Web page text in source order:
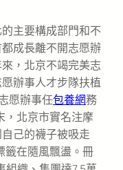
主要構成部門和不
成長離不開志愿辦
，北京不竭完美志
辦事人才步隊扶植
愿辦事任包養網務
，北京市實名注摩
己的襪子被吸走
籤在隨風飄盪。冊